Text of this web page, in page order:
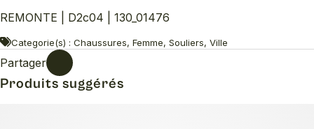
REMONTE | D2c04 | 130_01476
Categorie(s) : Chaussures, Femme, Souliers, Ville
Partager
Produits suggérés